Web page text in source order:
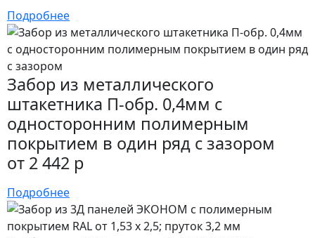
Подробнее
Забор из металлического
штакетника П-обр. 0,4мм с
односторонним полимерным
покрытием в один ряд с зазором
от 2 442 р
Подробнее